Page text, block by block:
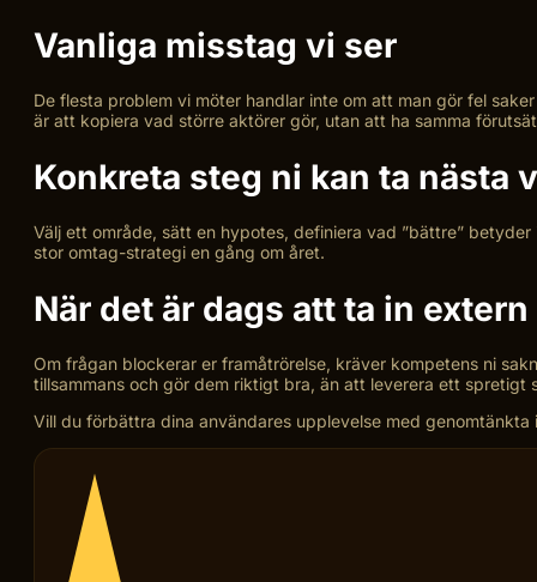
Vanliga misstag vi ser
De flesta problem vi möter handlar inte om att man gör fel
är att kopiera vad större aktörer gör, utan att ha samma
Konkreta steg ni kan ta nästa
Välj ett område, sätt en hypotes, definiera vad ”bättre”
stor omtag-strategi en gång om året.
När det är dags att ta in
Om frågan blockerar er framåtrörelse, kräver kompetens ni
tillsammans och gör dem riktigt bra, än att leverera ett spretigt
Vill du förbättra dina användares upplevelse med